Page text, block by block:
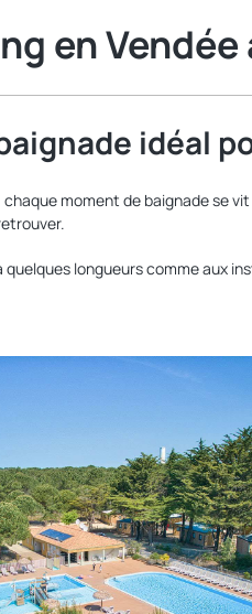
en
idéal
chaque moment de baignade se
quelques longueurs comme aux